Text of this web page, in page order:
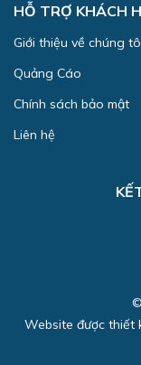
HỖ TRỢ KHÁCH
Giới thiệu về chúng
Quảng Cáo
Chính sách bảo mật
Liên hệ
Website được thiết